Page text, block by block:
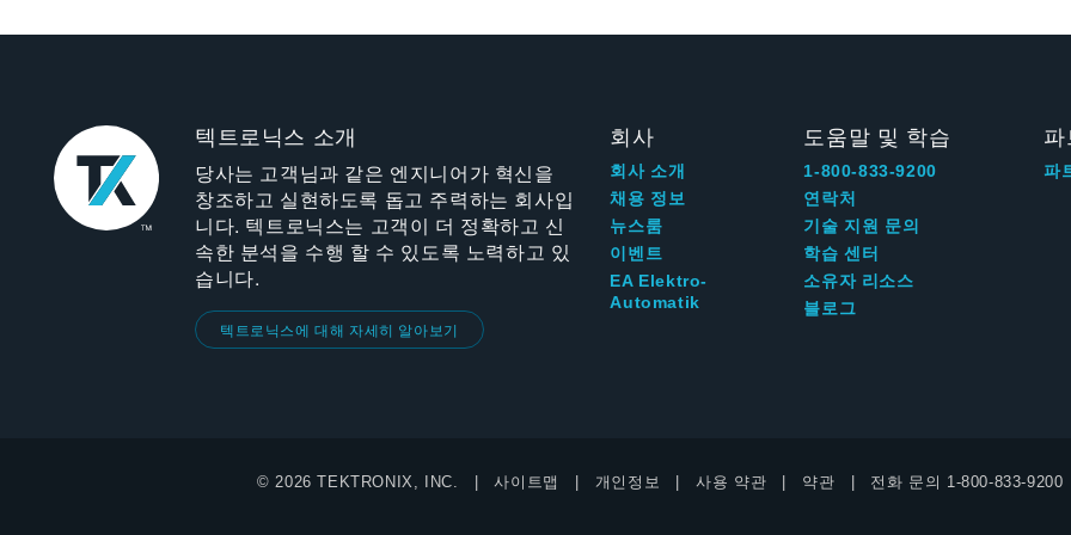
텍트로닉스 소개
당사는 고객님과 같은 엔지니어가 혁신을
창조하고 실현하도록 돕고 주력하는 회사입
니다. 텍트로닉스는 고객이 더 정확하고 신
속한 분석을 수행 할 수 있도록 노력하고 있
습니다.
텍트로닉스에 대해 자세히 알아보기
회사
회사 소개
채용 정보
뉴스룸
이벤트
EA Elektro-
Automatik
도움말 및 학습
1-800-833-9200
연락처
기술 지원 문의
학습 센터
소유자 리소스
블로그
파
파
© 2026 TEKTRONIX, INC. 사이트맵 개인정보 사용 약관 약관 전화 문의 1-800-833-9200